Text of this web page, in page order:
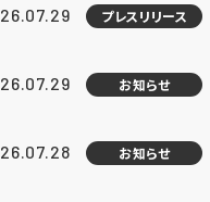
26.07.29 プレスリリース
26.07.29 お知らせ
26.07.28 お知らせ